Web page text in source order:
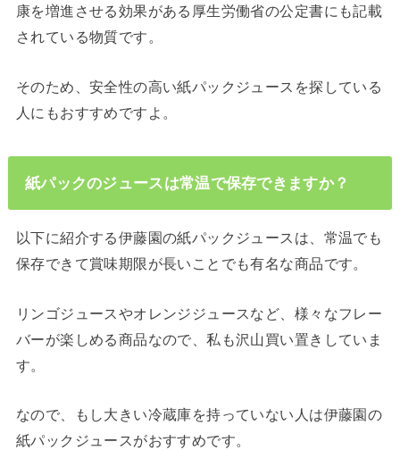
康を増進させる効果がある厚生労働省の公定書にも記載
されている物質です。
そのため、安全性の高い紙パックジュースを探している
人にもおすすめですよ。
紙パックのジュースは常温で保存できますか？
以下に紹介する伊藤園の紙パックジュースは、常温でも
保存できて賞味期限が長いことでも有名な商品です。
リンゴジュースやオレンジジュースなど、様々なフレー
バーが楽しめる商品なので、私も沢山買い置きしていま
す。
なので、もし大きい冷蔵庫を持っていない人は伊藤園の
紙パックジュースがおすすめです。